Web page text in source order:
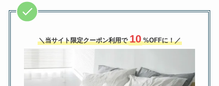
＼当サイト限定クーポン利用で 10 %OFFに！／